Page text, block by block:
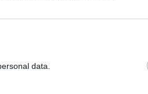
data.